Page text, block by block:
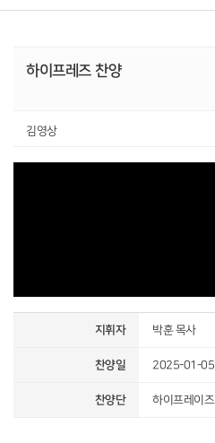
하이프레즈 찬양
김영상
지휘자 박훈 목사
찬양일 2025-01-05
찬양단 하이프레이즈